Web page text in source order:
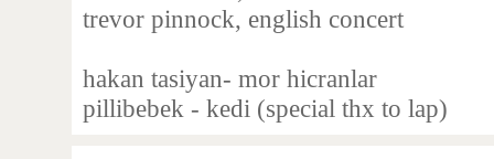
trevor pinnock, english concert
hakan tasiyan- mor hicranlar
pillibebek - kedi (special thx to lap)